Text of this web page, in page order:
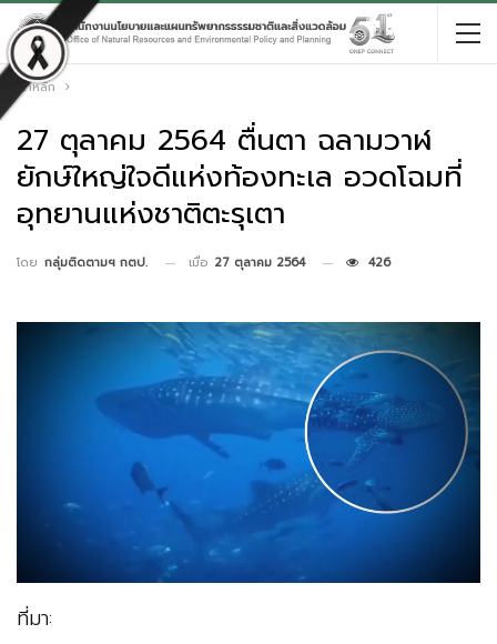
หน้าหลัก
27 ตุลาคม 2564 ตื่นตา ฉลามวาฬ
ยักษ์ใหญ่ใจดีแห่งท้องทะเล อวดโฉมที่
อุทยานแห่งชาติตะรุเตา
โดย กลุ่มติดตามฯ กตป. เมื่อ 27 ตุลาคม 2564 426
ที่มา: